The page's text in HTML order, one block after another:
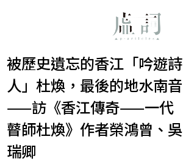
被歷史遺忘的香江「吟遊詩
人」杜煥，最後的地水南音
——訪《香江傳奇——一代
瞽師杜煥》作者榮鴻曾、吳
瑞卿